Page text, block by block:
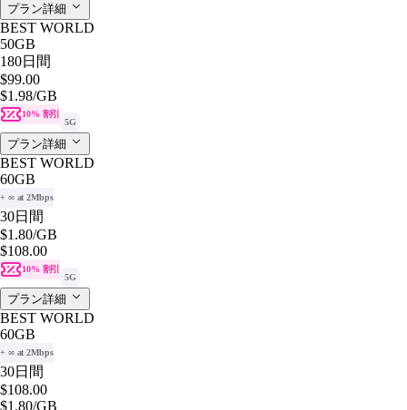
プラン詳細
BEST WORLD
50GB
180日間
$99.00
$1.98/GB
10% 割引
5G
プラン詳細
BEST WORLD
60GB
+ ∞ at 2Mbps
30日間
$1.80/GB
$108.00
10% 割引
5G
プラン詳細
BEST WORLD
60GB
+ ∞ at 2Mbps
30日間
$108.00
$1.80/GB